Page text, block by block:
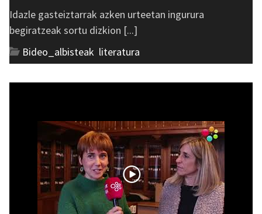
Idazle gasteiztarrak azken urteetan ingurura
begiratzeak sortu dizkion [...]
Bideo_albisteak literatura